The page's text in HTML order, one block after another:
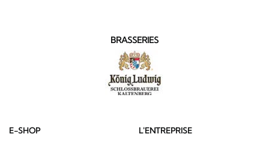
BRASSERIES
E-SHOP L'ENTREPRISE